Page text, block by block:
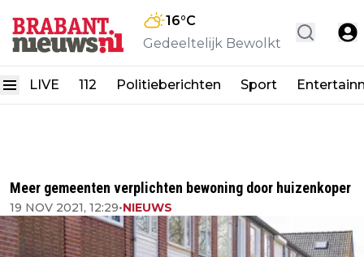
16°C
Gedeeltelijk Bewolkt
LIVE 112 Politieberichten Sport
Meer gemeenten verplichten bewoning door huizenkoper
19 NOV 2021, 12:29•NIEUWS